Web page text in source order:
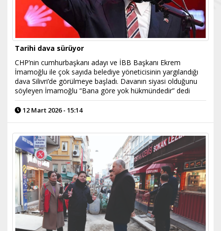
Tarihi dava sürüyor
CHP’nin cumhurbaşkanı adayı ve İBB Başkanı Ekrem
İmamoğlu ile çok sayıda belediye yöneticisinin yargılandığı
dava Silivri’de görülmeye başladı. Davanın siyasi olduğunu
söyleyen İmamoğlu “Bana göre yok hükmündedir” dedi
12 Mart 2026 - 15:14